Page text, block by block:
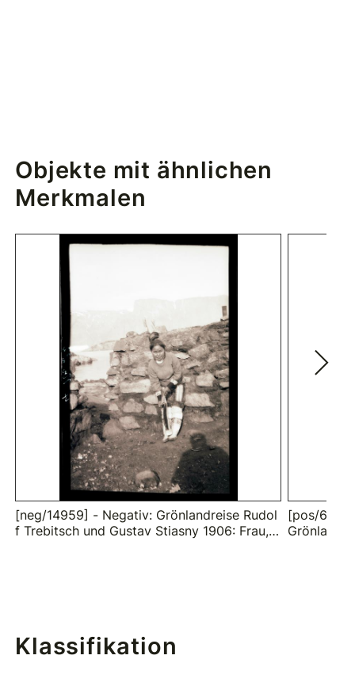
Objekte mit ähnlichen
Merkmalen
[neg/14959] - Negativ: Grönlandreise Rudol
f Trebitsch und Gustav Stiasny 1906: Frau, S
[pos/
Klassifikation